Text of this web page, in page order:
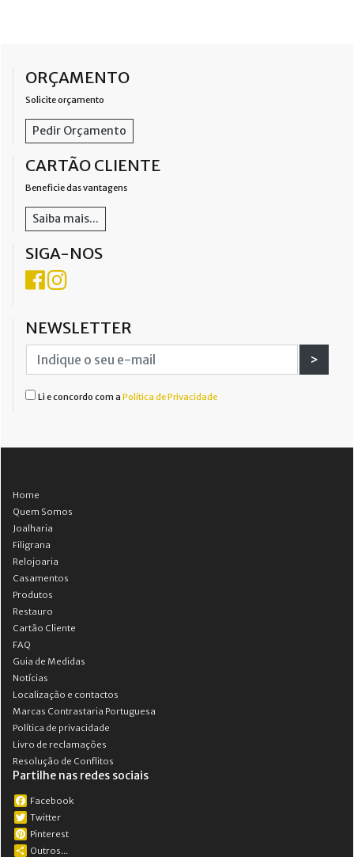
ORÇAMENTO
Solicite orçamento
Pedir Orçamento
CARTÃO CLIENTE
Beneficie das vantagens
Saiba mais...
SIGA-NOS
NEWSLETTER
>
Li e concordo com a Política de Privacidade
Home
Quem Somos
Joalharia
Filigrana
Relojoaria
Casamentos
Produtos
Restauro
Cartão Cliente
FAQ
Guia de Medidas
Notícias
Localização e contactos
Marcas Contrastaria Portuguesa
Política de privacidade
Livro de reclamações
Resolução de Conflitos
Partilhe nas redes sociais
Facebook
Twitter
Pinterest
Outros...